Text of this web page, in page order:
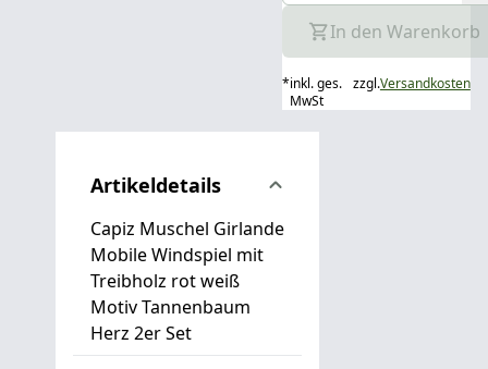
In den Warenkorb
*inkl. ges.
MwSt
zzgl.Versandkosten
Artikeldetails
Capiz Muschel Girlande
Mobile Windspiel mit
Treibholz rot weiß
Motiv Tannenbaum
Herz 2er Set